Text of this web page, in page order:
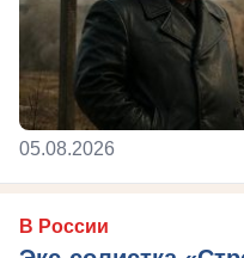
05.08.2026
В России